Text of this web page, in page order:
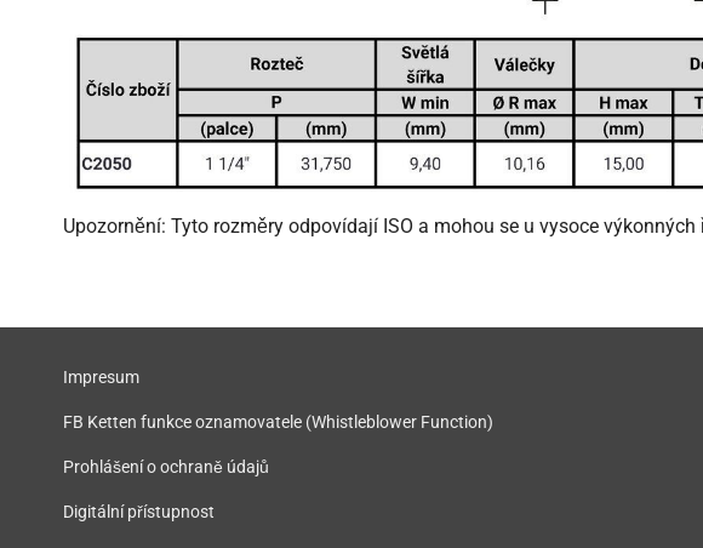
Upozornění: Tyto rozměry odpovídají ISO a mohou se u vysoce
Impresum
FB Ketten funkce oznamovatele (Whistleblower Function)
Prohlášení o ochraně údajů
Digitální přístupnost